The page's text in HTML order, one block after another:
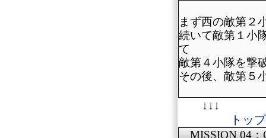
まず西の敵第２
続いて敵第１小
て
敵第４小隊を撃
その後、敵第５
↓↓↓
トッ
MISSION 04：